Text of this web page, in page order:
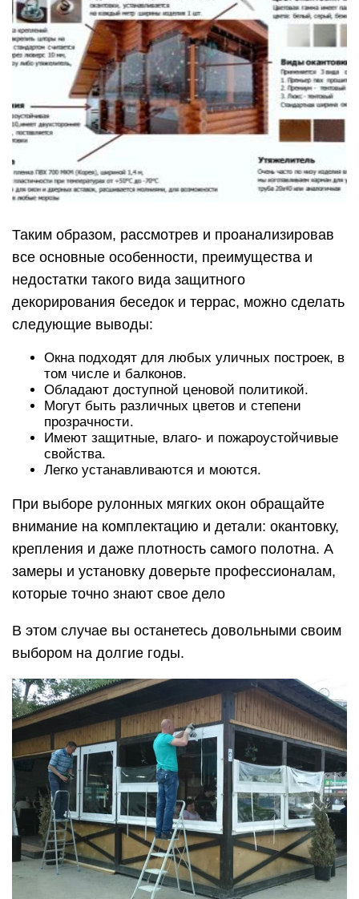
Таким образом, рассмотрев и проанализировав
все основные особенности, преимущества и
недостатки такого вида защитного
декорирования беседок и террас, можно сделать
следующие выводы:
Окна подходят для любых уличных построек, в
том числе и балконов.
Обладают доступной ценовой политикой.
Могут быть различных цветов и степени
прозрачности.
Имеют защитные, влаго- и пожароустойчивые
свойства.
Легко устанавливаются и моются.
При выборе рулонных мягких окон обращайте
внимание на комплектацию и детали: окантовку,
крепления и даже плотность самого полотна. А
замеры и установку доверьте профессионалам,
которые точно знают свое дело
В этом случае вы останетесь довольными своим
выбором на долгие годы.